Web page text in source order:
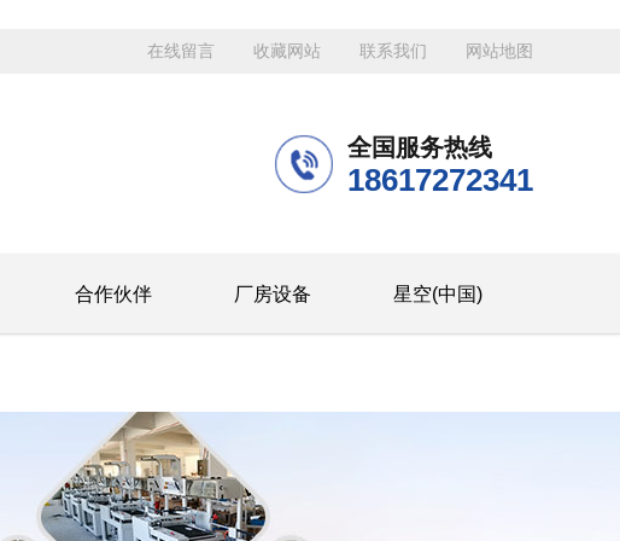
在线留言 收藏网站 联系我们 网站地图
全国服务热线
18617272341
合作伙伴 厂房设备 星空(中国)